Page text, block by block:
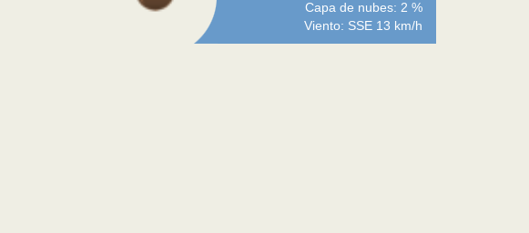
Capa de nubes: 2 %
Viento: SSE 13 km/h